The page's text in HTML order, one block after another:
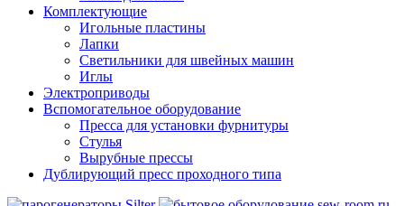
Комплектующие
Игольные пластины
Лапки
Светильники для швейных машин
Иглы
Электроприводы
Вспомогательное оборудование
Пресса для установки фурнитуры
Стулья
Вырубные прессы
Дублирующий пресс проходного типа